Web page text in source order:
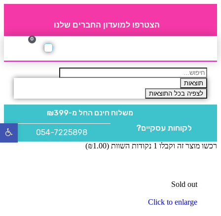
הצטרפו למועדון החברים שלנו
0
תוצאות
לצפיה בכל התוצאות
משלוח חינם החל מ-₪399
לקוחות עסקיים? 054-7225898
רכשו מוצר זה וקבלו 1 נקודות השוות ( ₪1.00
)
Sold out
Click to enlarge
פתח